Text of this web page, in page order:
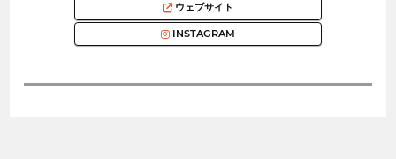
ウェブサイト
INSTAGRAM